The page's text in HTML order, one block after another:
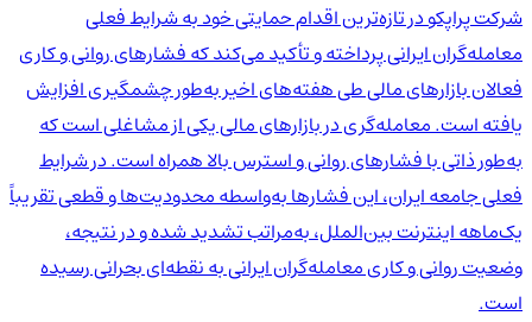
شرکت پراپکو در تازه‌ترین اقدام حمایتی خود به شرایط فعلی
معامله‌گران ایرانی پرداخته و تأکید می‌کند که فشارهای روانی و کاری
فعالان بازارهای مالی طی هفته‌های اخیر به‌طور چشمگیری افزایش
یافته است. معامله‌گری در بازارهای مالی یکی از مشاغلی است که
به‌طور ذاتی با فشارهای روانی و استرس بالا همراه است. در شرایط
فعلی جامعه ایران، این فشارها به‌واسطه محدودیت‌ها و قطعی تقریباً
یک‌ماهه اینترنت بین‌الملل، به‌مراتب تشدید شده و در نتیجه،
وضعیت روانی و کاری معامله‌گران ایرانی به نقطه‌ای بحرانی رسیده
است.